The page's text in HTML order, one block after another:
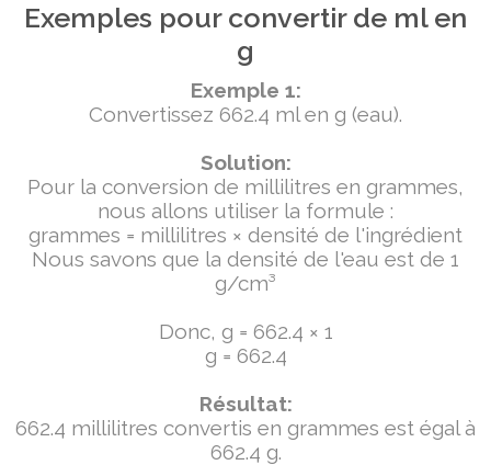
Exemples pour convertir de ml en
g
Exemple 1:
Convertissez 662.4 ml en g (eau).
Solution:
Pour la conversion de millilitres en grammes,
nous allons utiliser la formule :
grammes = millilitres × densité de l'ingrédient
Nous savons que la densité de l'eau est de 1
g/cm³
Donc, g = 662.4 × 1
g = 662.4
Résultat:
662.4 millilitres convertis en grammes est égal à
662.4 g.